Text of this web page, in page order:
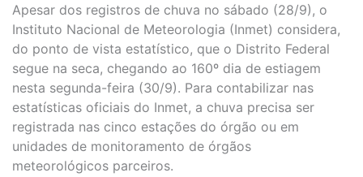
Apesar dos registros de chuva no sábado (28/9), o
Instituto Nacional de Meteorologia (Inmet) considera,
do ponto de vista estatístico, que o Distrito Federal
segue na seca, chegando ao 160º dia de estiagem
nesta segunda-feira (30/9). Para contabilizar nas
estatísticas oficiais do Inmet, a chuva precisa ser
registrada nas cinco estações do órgão ou em
unidades de monitoramento de órgãos
meteorológicos parceiros.